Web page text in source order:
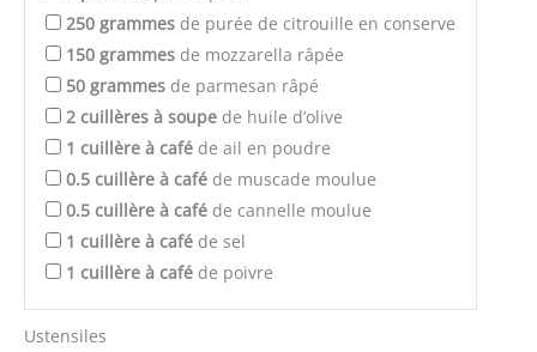
250 grammes de purée de citrouille en conserve
150 grammes de mozzarella râpée
50 grammes de parmesan râpé
2 cuillères à soupe de huile d’olive
1 cuillère à café de ail en poudre
0.5 cuillère à café de muscade moulue
0.5 cuillère à café de cannelle moulue
1 cuillère à café de sel
1 cuillère à café de poivre
Ustensiles